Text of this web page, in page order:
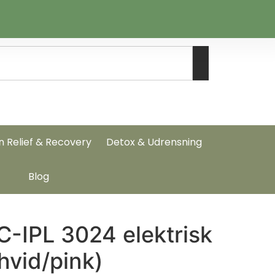
Relief & Recovery Detox & Udrensning
Blog
IPL 3024 elektrisk
pink)